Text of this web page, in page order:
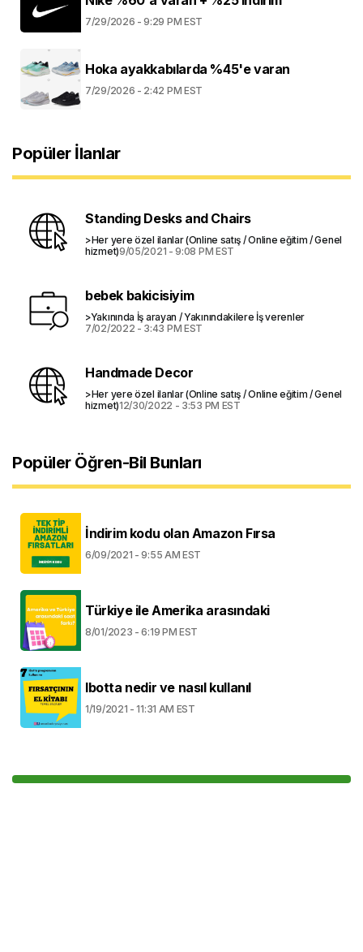
7/29/2026 - 9:29 PM EST
Hoka ayakkabılarda %45'e varan
7/29/2026 - 2:42 PM EST
Popüler İlanlar
Standing Desks and Chairs
>Her yere özel ilanlar (Online satış / Online eğitim / Genel
hizmet)9/05/2021 - 9:08 PM EST
bebek bakicisiyim
>Yakınında İş arayan / Yakınındakilere İş verenler
7/02/2022 - 3:43 PM EST
Handmade Decor
>Her yere özel ilanlar (Online satış / Online eğitim / Genel
hizmet)12/30/2022 - 3:53 PM EST
Popüler Öğren-Bil Bunları
İndirim kodu olan Amazon Fırsa
6/09/2021 - 9:55 AM EST
Türkiye ile Amerika arasındaki
8/01/2023 - 6:19 PM EST
Ibotta nedir ve nasıl kullanıl
1/19/2021 - 11:31 AM EST